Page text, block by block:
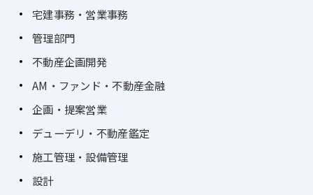
宅建事務・営業事務
管理部門
不動産企画開発
AM・ファンド・不動産金融
企画・提案営業
デューデリ・不動産鑑定
施工管理・設備管理
設計